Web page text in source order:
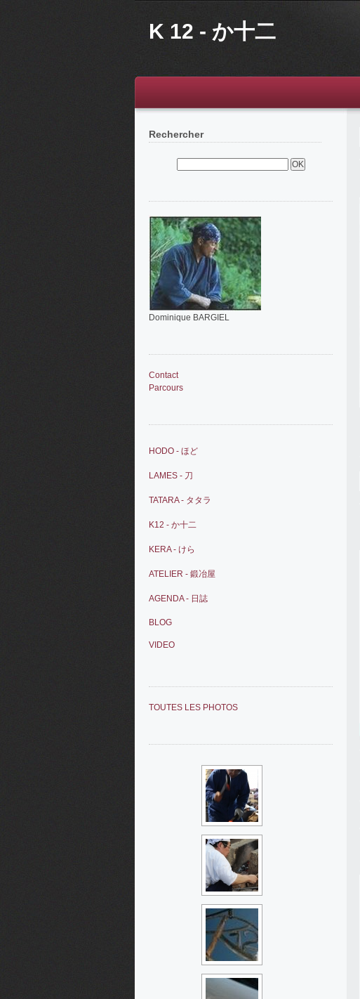
K 12 - か十二
Rechercher
Dominique BARGIEL
Contact
Parcours
HODO - ほど
LAMES - 刀
TATARA - タタラ
K12 - か十二
KERA - けら
ATELIER - 鍛冶屋
AGENDA - 日誌
BLOG
VIDEO
TOUTES LES PHOTOS